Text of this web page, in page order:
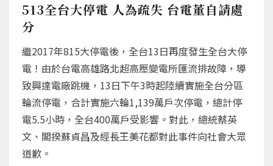
513全台大停電 人為疏失 台電董自請處
分
繼2017年815大停電後，全台13日再度發生全台大停
電！由於台電高雄路北超高壓變電所匯流排故障，導
致興達電廠跳機，13日下午3時起陸續實施全台分區
輪流停電，合計實施六輪1,139萬戶次停電，總計停
電5.5小時，全台400萬戶受影響。對此，總統蔡英
文、閣揆蘇貞昌及經長王美花都對此事件向社會大眾
道歉。